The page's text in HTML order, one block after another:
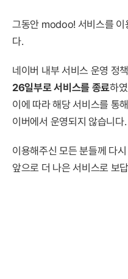
그동안 modoo! 서비스를 이
다.
네이버 내부 서비스 운영 정
26일부로 서비스를 종료하
이에 따라 해당 서비스를 통
이버에서 운영되지 않습니다.
이용해주신 모든 분들께 다
앞으로 더 나은 서비스로 보